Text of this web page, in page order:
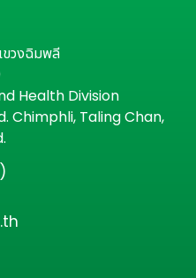
ขวงฉิมพลี
Health Division
Chimphli, Taling Chan,